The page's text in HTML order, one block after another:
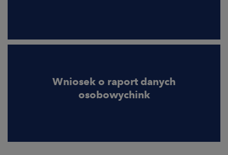
Wniosek o raport danych
osobowychink